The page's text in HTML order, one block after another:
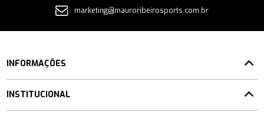
marketing@mauroribeirosports.com.br
INFORMAÇÕES
INSTITUCIONAL